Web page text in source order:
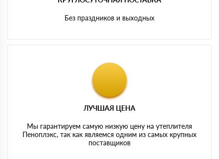
Без праздников и выходных
ЛУЧШАЯ ЦЕНА
Мы гарантируем самую низкую цену на утеплителя
Пеноплэкс, так как являемся одним из самых крупных
поставщиков